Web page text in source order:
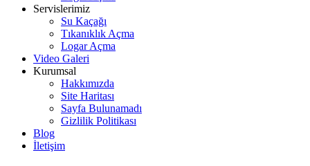
Servislerimiz
Su Kaçağı
Tıkanıklık Açma
Logar Açma
Video Galeri
Kurumsal
Hakkımızda
Site Haritası
Sayfa Bulunamadı
Gizlilik Politikası
Blog
İletişim